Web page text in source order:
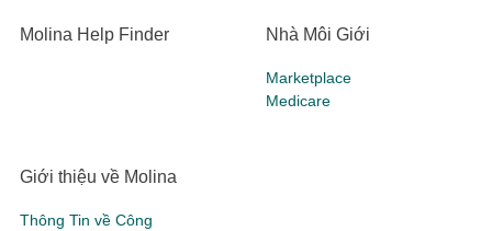
Molina Help Finder Nhà Môi Giới
Marketplace
Medicare
Giới thiệu về Molina
Thông Tin về Công